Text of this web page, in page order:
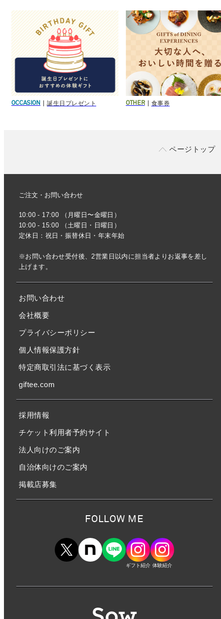
OCCASION 誕生日プレゼント OTHER 食事券
ページトップ
ご注文・お問い合わせ
10:00 - 17:00 （月曜日〜金曜日）
10:00 - 15:00 （土曜日・日曜日）
定休日：祝日・振替休日・年末年始
※お問い合わせ受付後、2営業日以内に担当者よりお返事を差し
上げます。
お問い合わせ
会社概要
プライバシーポリシー
個人情報保護方針
特定商取引法に基づく表示
giftee.com
採用情報
チケット利用者予約サイト
法人向けのご案内
自治体向けのご案内
掲載店募集
FOLLOW ME
ギフト紹介 体験紹介